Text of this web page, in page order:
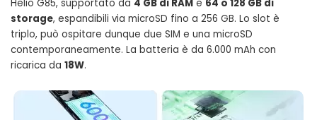
Helio G85, supportato da 4 GB di RAM e 64 o 128 GB di
storage, espandibili via microSD fino a 256 GB. Lo slot è
triplo, può ospitare dunque due SIM e una microSD
contemporaneamente. La batteria è da 6.000 mAh con
ricarica da 18W.